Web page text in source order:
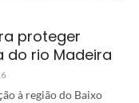
proteger
do rio Madeira
à região do Baixo